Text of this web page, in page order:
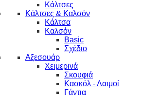
Κάλτσες
Κάλτσες & Καλσόν
Κάλτσα
Καλσόν
Basic
Σχέδιο
Αξεσουάρ
Χειμερινά
Σκουφιά
Κασκόλ - Λαιμοί
Γάντια